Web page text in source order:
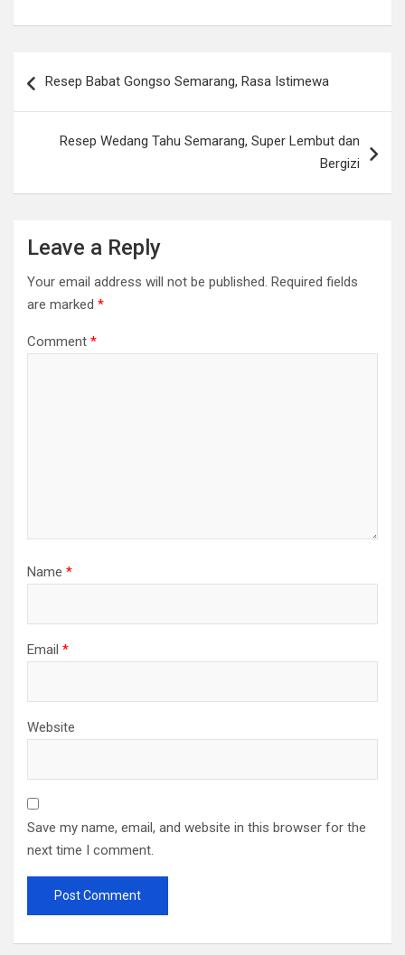
navigation
Resep Babat Gongso Semarang, Rasa Istimewa
Resep Wedang Tahu Semarang, Super Lembut dan
Bergizi
Leave a Reply
Your email address will not be published. Required fields
are marked *
Comment *
Name *
Email *
Website
Save my name, email, and website in this browser for the
next time I comment.